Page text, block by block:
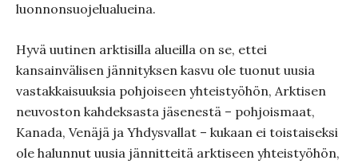
luonnonsuojelualueina.
Hyvä uutinen arktisilla alueilla on se, ettei
kansainvälisen jännityksen kasvu ole tuonut uusia
vastakkaisuuksia pohjoiseen yhteistyöhön, Arktisen
neuvoston kahdeksasta jäsenestä – pohjoismaat,
Kanada, Venäjä ja Yhdysvallat – kukaan ei toistaiseksi
ole halunnut uusia jännitteitä arktiseen yhteistyöhön,